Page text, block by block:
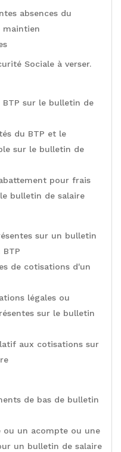
absences du
maintien
Sociale à verser.
sur le bulletin de
du BTP et le
sur le bulletin de
pour frais
bulletin de salaire
sur un bulletin
de cotisations d'un
légales ou
sur le bulletin
aux cotisations sur
de bas de bulletin
ou un acompte ou une
un bulletin de salaire